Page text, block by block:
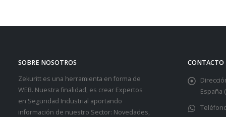
SOBRE NOSOTROS
Zekuritt es una herramienta en forma de
WEB. Nuestra finalidad, es crear Expertos
en Seguridad Industrial aportando
información de nuestro Sector: Novedades,
CONTACTO
España